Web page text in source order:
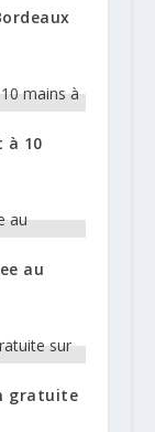
à 10
au
gratuite